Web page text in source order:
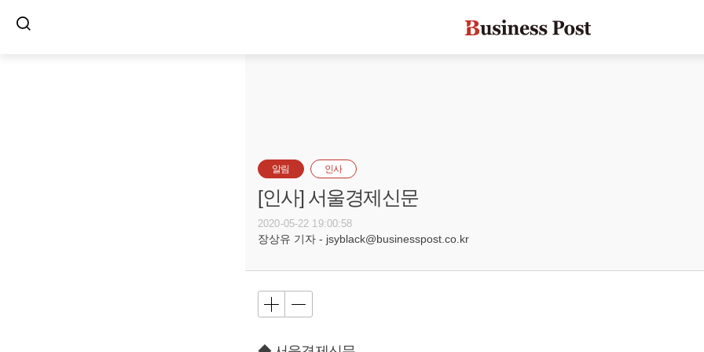
알림 인사
[인사] 서울경제신문
2020-05-22 19:00:58
장상유 기자 - jsyblack@businesspost.co.kr